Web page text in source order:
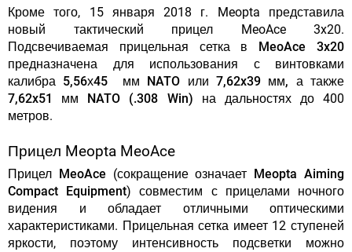
Кроме того, 15 января 2018 г. Meopta представила
новый тактический прицел MeoAce 3x20.
Подсвечиваемая прицельная сетка в MeoAce 3x20
предназначена для использования с винтовками
калибра 5,56х45 мм NATO или 7,62x39 мм, а также
7,62x51 мм NATO (.308 Win) на дальностях до 400
метров.
Прицел Meopta MeoAce
Прицел MeoAce (сокращение означает
Meopta Aiming
Compact Equipment) совместим с прицелами ночного
видения и обладает отличными оптическими
характеристиками. Прицельная сетка имеет 12 ступеней
яркости, поэтому интенсивность подсветки можно